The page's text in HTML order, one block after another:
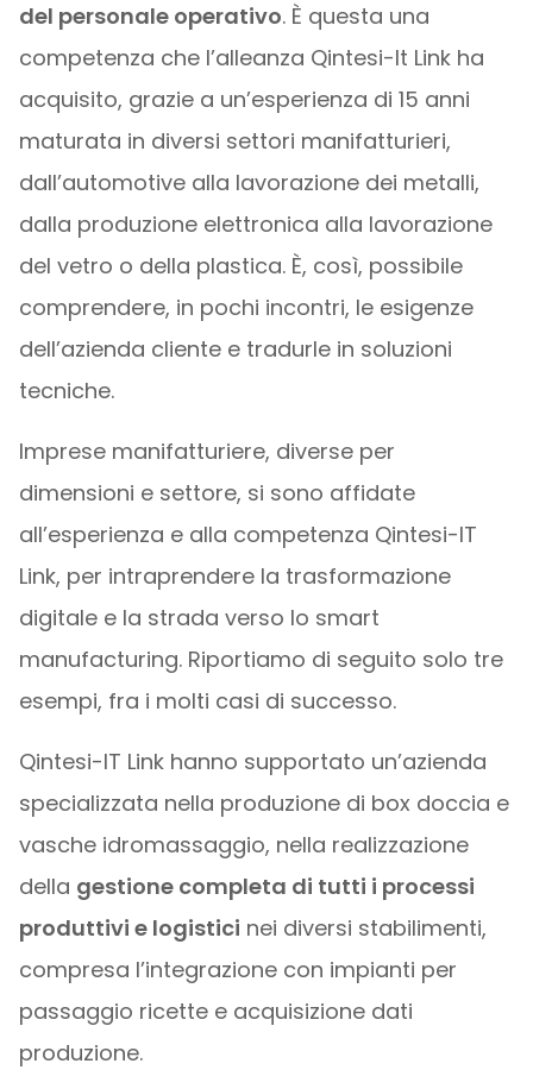
del personale operativo. È questa una
competenza che l’alleanza Qintesi-It Link ha
acquisito, grazie a un’esperienza di 15 anni
maturata in diversi settori manifatturieri,
dall’automotive alla lavorazione dei metalli,
dalla produzione elettronica alla lavorazione
del vetro o della plastica. È, così, possibile
comprendere, in pochi incontri, le esigenze
dell’azienda cliente e tradurle in soluzioni
tecniche.
Imprese manifatturiere, diverse per
dimensioni e settore, si sono affidate
all’esperienza e alla competenza Qintesi-IT
Link, per intraprendere la trasformazione
digitale e la strada verso lo smart
manufacturing. Riportiamo di seguito solo tre
esempi, fra i molti casi di successo.
Qintesi-IT Link hanno supportato un’azienda
specializzata nella produzione di box doccia e
vasche idromassaggio, nella realizzazione
della gestione completa di tutti i processi
produttivi e logistici nei diversi stabilimenti,
compresa l’integrazione con impianti per
passaggio ricette e acquisizione dati
produzione.